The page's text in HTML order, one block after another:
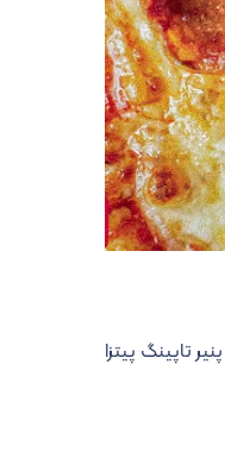
تاپینگ پیتزا